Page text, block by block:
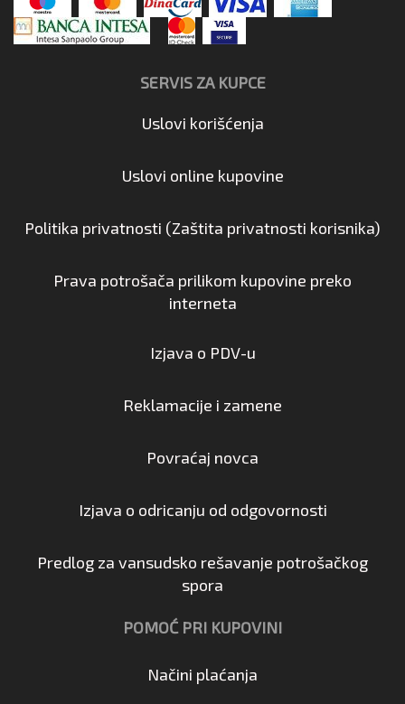
SERVIS ZA KUPCE
Uslovi korišćenja
Uslovi online kupovine
Politika privatnosti (Zaštita privatnosti korisnika)
Prava potrošača prilikom kupovine preko
interneta
Izjava o PDV-u
Reklamacije i zamene
Povraćaj novca
Izjava o odricanju od odgovornosti
Predlog za vansudsko rešavanje potrošačkog
spora
POMOĆ PRI KUPOVINI
Načini plaćanja